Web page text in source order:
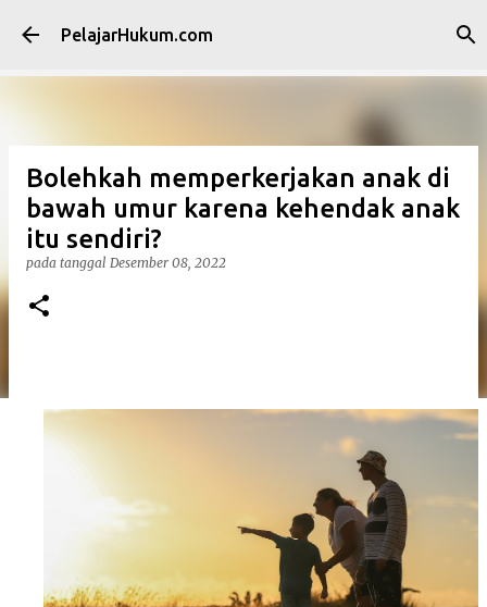
PelajarHukum.com
Bolehkah memperkerjakan anak di
bawah umur karena kehendak anak
itu sendiri?
pada tanggal Desember 08, 2022